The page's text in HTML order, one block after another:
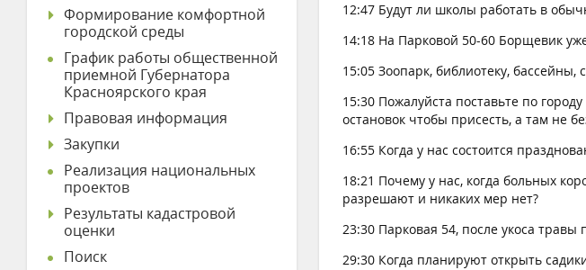
12:47 Будут ли школы работать в
14:18 На Парковой 50-60 Борщевик
15:05 Зоопарк, библиотеку, бассейны,
15:30 Пожалуйста поставьте по
остановок чтобы присесть, а там не
16:55 Когда у нас состоится
18:21 Почему у нас, когда больных
разрешают и никаких мер нет?
23:30 Парковая 54, после укоса травы
29:30 Когда планируют открыть
Формирование комфортной
городской среды
График работы общественной
приемной Губернатора
Красноярского края
Правовая информация
Закупки
Реализация национальных
проектов
Результаты кадастровой
оценки
Поиск